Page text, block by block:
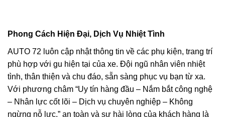
Phong Cách Hiện Đại, Dịch Vụ Nhiệt Tình
AUTO 72 luôn cập nhật thông tin về các phụ kiện, trang trí
phù hợp với gu hiện tại của xe. Đội ngũ nhân viên nhiệt
tình, thân thiện và chu đáo, sẵn sàng phục vụ bạn từ xa.
Với phương châm “Uy tín hàng đầu – Nắm bắt công nghệ
– Nhân lực cốt lõi – Dịch vụ chuyên nghiệp – Không
ngừng nỗ lực,” an toàn và sự hài lòng của khách hàng là